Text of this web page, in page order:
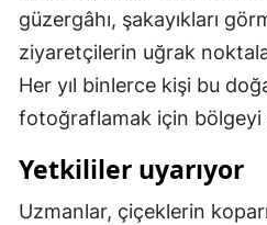
Ordu
Siirt
güzergâhı, şakayıkları
ziyaretçilerin uğrak
Her yıl binlerce kişi bu
fotoğraflamak için bölgeyi
Yetkililer uyarıyor
Uzmanlar, çiçeklerin